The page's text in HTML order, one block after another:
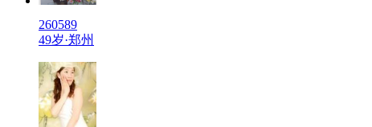
260589
49岁·郑州